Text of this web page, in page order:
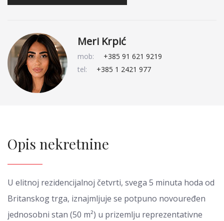
Meri Krpić
mob:
+385 91 621 9219
tel:
+385 1 2421 977
Opis nekretnine
U elitnoj rezidencijalnoj četvrti, svega 5 minuta hoda od
Britanskog trga, iznajmljuje se potpuno novouređen
jednosobni stan (50 m²) u prizemlju reprezentativne